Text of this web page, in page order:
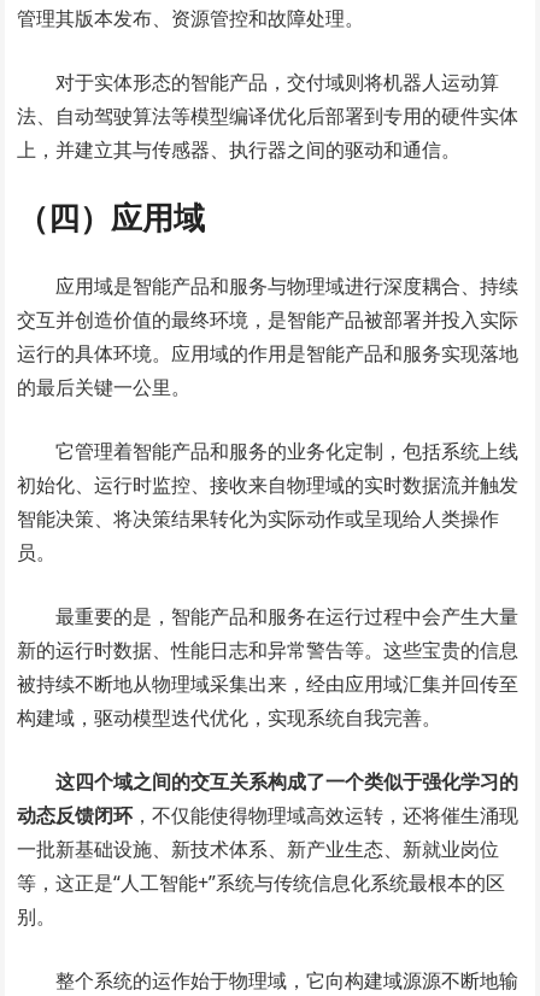
管理其版本发布、资源管控和故障处理。
对于实体形态的智能产品，交付域则将机器人运动算
法、自动驾驶算法等模型编译优化后部署到专用的硬件实体
上，并建立其与传感器、执行器之间的驱动和通信。
（四）应用域
应用域是智能产品和服务与物理域进行深度耦合、持续
交互并创造价值的最终环境，是智能产品被部署并投入实际
运行的具体环境。应用域的作用是智能产品和服务实现落地
的最后关键一公里。
它管理着智能产品和服务的业务化定制，包括系统上线
初始化、运行时监控、接收来自物理域的实时数据流并触发
智能决策、将决策结果转化为实际动作或呈现给人类操作
员。
最重要的是，智能产品和服务在运行过程中会产生大量
新的运行时数据、性能日志和异常警告等。这些宝贵的信息
被持续不断地从物理域采集出来，经由应用域汇集并回传至
构建域，驱动模型迭代优化，实现系统自我完善。
这四个域之间的交互关系构成了一个类似于强化学习的
动态反馈闭环，不仅能使得物理域高效运转，还将催生涌现
一批新基础设施、新技术体系、新产业生态、新就业岗位
等，这正是“人工智能+”系统与传统信息化系统最根本的区
别。
整个系统的运作始于物理域，它向构建域源源不断地输